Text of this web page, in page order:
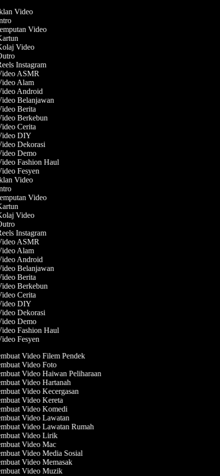
Video
Video
Video
Instagram
ASMR
Alam
Android
Belanjawan
Berita
Berkebun
Cerita
DIY
Dekorasi
Demo
Fashion Haul
Fesyen
Video
Video
Video
Instagram
ASMR
Alam
Android
Belanjawan
Berita
Berkebun
Cerita
DIY
Dekorasi
Demo
Fashion Haul
Fesyen
Video Filem Pendek
Video Foto
Video Haiwan Peliharaan
Video Hartanah
Video Kecergasan
Video Kereta
Video Komedi
Video Lawatan
Video Lawatan Rumah
Video Lirik
Video Mac
Video Media Sosial
Video Memasak
Video Muzik